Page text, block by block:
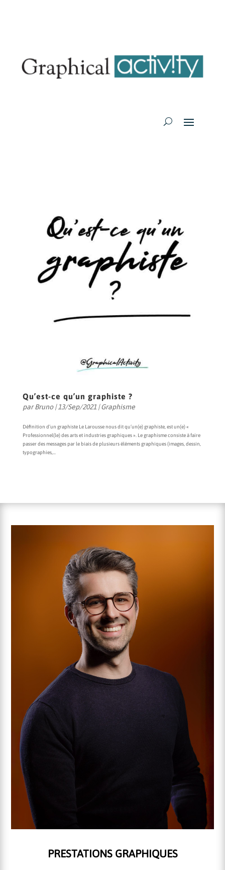
Qu’est-ce qu’un graphiste ?
parBruno| 13/Sep/2021|Graphisme
Définition d’un graphiste Le Larousse nous dit qu’un(e) graphiste, est un(e) «
Professionnel(le) des arts et industries graphiques ». Le graphisme consiste à faire
passer des messages par le biais de plusieurs éléments graphiques (images, dessin,
typographies,...
PRESTATIONS GRAPHIQUES